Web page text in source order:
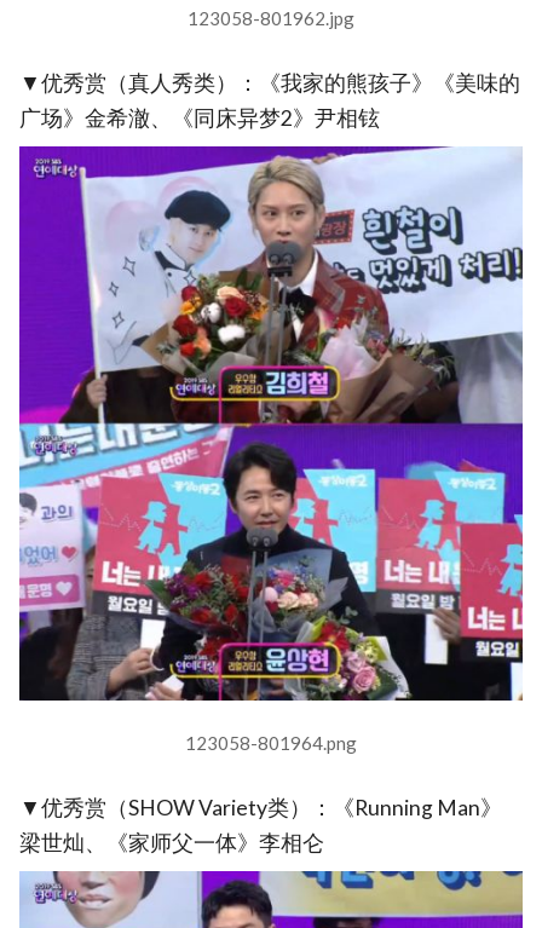
123058-801962.jpg
▼优秀赏（真人秀类）：《我家的熊孩子》《美味的
广场》金希澈、《同床异梦2》尹相铉
123058-801964.png
▼优秀赏（SHOW Variety类）：《Running Man》
梁世灿、《家师父一体》李相仑